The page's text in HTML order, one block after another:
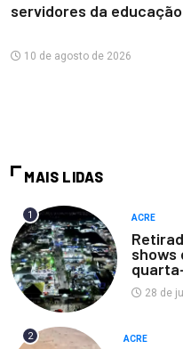
servidores da educação
10 de agosto de 2026
MAIS LIDAS
1 ACRE
shows
28 de
2 ACRE